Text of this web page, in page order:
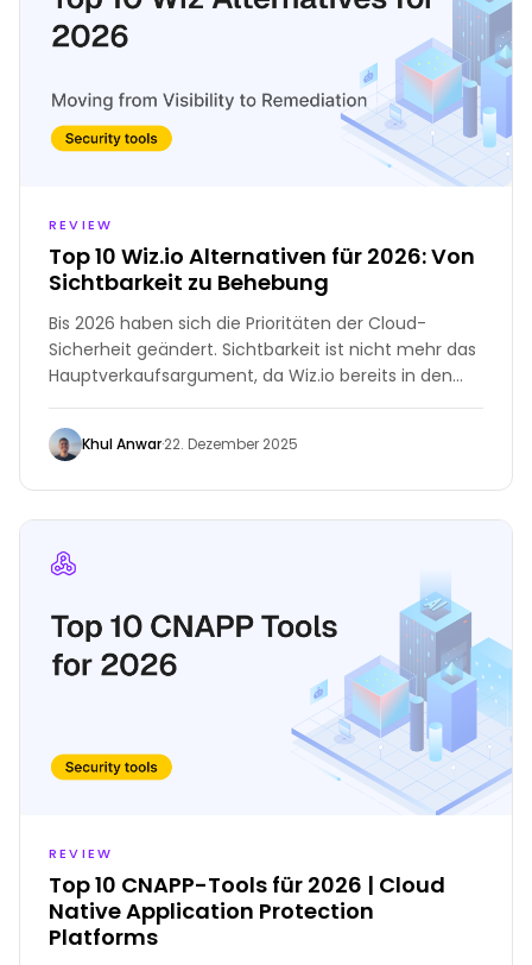
REVIEW
Top 10 Wiz.io Alternativen für 2026: Von
Sichtbarkeit zu Behebung
Bis 2026 haben sich die Prioritäten der Cloud-
Sicherheit geändert. Sichtbarkeit ist nicht mehr das
Hauptverkaufsargument, da Wiz.io bereits in den
Jetzt besteht die Hauptaufgabe darin, mit dem
Tempo der Veränderungen Schritt zu halten.
Khul Anwar·22. Dezember 2025
REVIEW
Top 10 CNAPP-Tools für 2026 | Cloud
Native Application Protection
Platforms